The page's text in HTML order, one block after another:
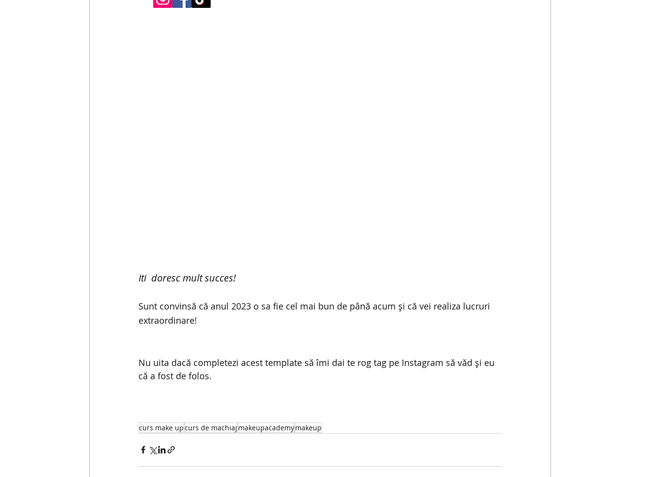
Iti  doresc mult succes!
Sunt convinsă că anul 2023 o sa fie cel mai bun de până acum și că vei realiza lucruri
extraordinare!
Nu uita dacă completezi acest template să îmi dai te rog tag pe Instagram să văd și eu
că a fost de folos.
curs make upcurs de machiaj makeupacademymakeup